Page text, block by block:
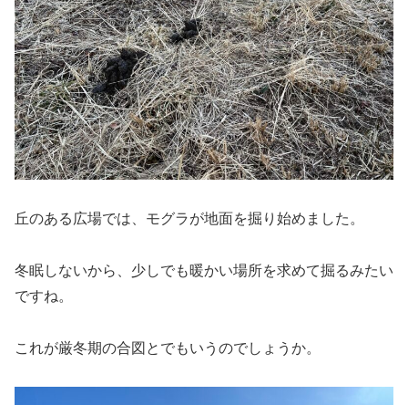
丘のある広場では、モグラが地面を掘り始めました。
冬眠しないから、少しでも暖かい場所を求めて掘るみたい
ですね。
これが厳冬期の合図とでもいうのでしょうか。